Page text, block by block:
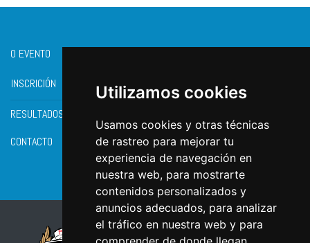
Utilizamos cookies
Usamos cookies y otras técnicas
de rastreo para mejorar tu
experiencia de navegación en
nuestra web, para mostrarte
contenidos personalizados y
anuncios adecuados, para analizar
el tráfico en nuestra web y para
O EVENTO
INSCRICIÓN
RESULTADOS
CONTACTO